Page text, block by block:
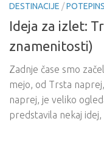
DESTINACIJE /
Ideja za izlet:
znamenitosti)
Zadnje čase smo
mejo, od Trsta
naprej, je veliko
predstavila nekaj idej,